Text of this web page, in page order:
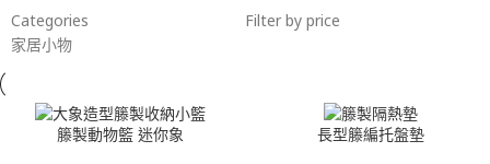
Categories
家居小物
Filter by price
籐製動物籃 迷你象 長型籐編托盤墊